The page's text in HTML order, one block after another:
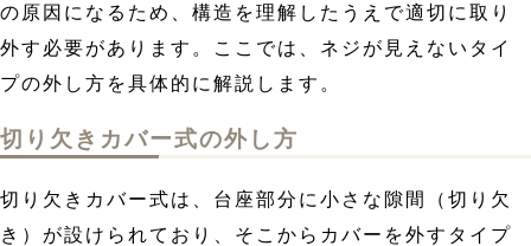
の原因になるため、構造を理解したうえで適切に取り
外す必要があります。ここでは、ネジが見えないタイ
プの外し方を具体的に解説します。
切り欠きカバー式の外し方
切り欠きカバー式は、台座部分に小さな隙間（切り欠
き）が設けられており、そこからカバーを外すタイプ